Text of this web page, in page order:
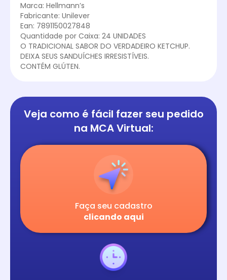
Marca: Hellmann’s
Fabricante: Unilever
Ean: 7891150027848
Quantidade por Caixa: 24 UNIDADES
O TRADICIONAL SABOR DO VERDADEIRO KETCHUP.
DEIXA SEUS SANDUÍCHES IRRESISTÍVEIS.
CONTÉM GLÚTEN.
Veja como é fácil fazer seu pedido
na MCA Virtual:
Faça seu cadastro
clicando aqui